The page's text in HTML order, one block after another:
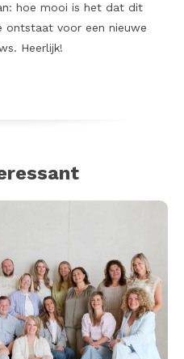
hoe mooi is het dat dit
voor een nieuwe
Heerlijk!